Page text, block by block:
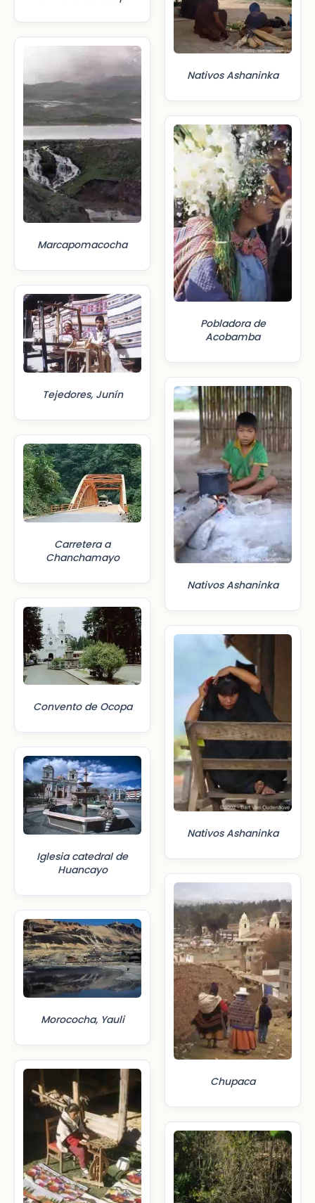
Marcapomacocha
Tejedores, Junín
Carretera a
Chanchamayo
Convento de Ocopa
Iglesia catedral de
Huancayo
Morococha, Yauli
Nativos Ashaninka
Pobladora de
Acobamba
Nativos Ashaninka
Nativos Ashaninka
Chupaca